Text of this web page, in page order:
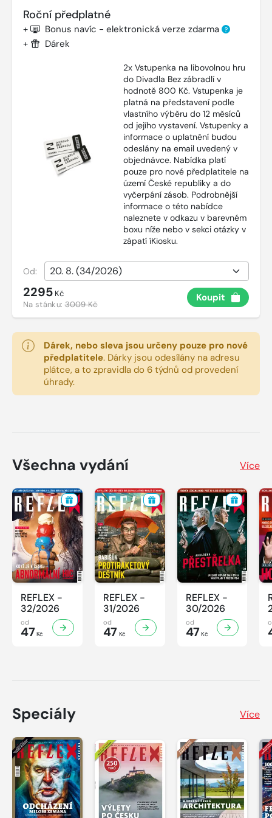
Roční předplatné
+ Bonus navíc - elektronická verze zdarma ?
+ Dárek
2x Vstupenka na libovolnou hru
do Divadla Bez zábradlí v
hodnotě 800 Kč. Vstupenka je
platná na představení podle
vlastního výběru do 12 měsíců
od jejího vystavení. Vstupenky a
informace o uplatnění budou
odeslány na email uvedený v
objednávce. Nabídka platí
pouze pro nové předplatitele na
území České republiky a do
vyčerpání zásob. Podrobnější
informace o této nabídce
naleznete v odkazu v barevném
boxu níže nebo v sekci otázky v
zápatí íKiosku.
Od:
2295 Kč
Na stánku:3009 Kč
Koupit
Dárek, nebo sleva jsou určeny pouze pro nové
předplatitele. Dárky jsou odesílány na adresu
plátce, a to zpravidla do 6 týdnů od provedení
úhrady.
Všechna vydání Více
REFLEX -
32/2026
od
47 Kč
REFLEX -
31/2026
od
47 Kč
REFLEX -
30/2026
od
47Kč
Speciály Více